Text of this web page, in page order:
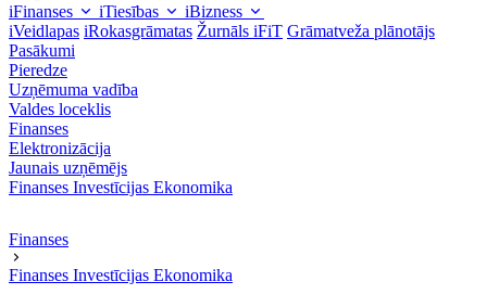
iFinanses iTiesības
iBizness
iVeidlapas iRokasgrāmatas Žurnāls iFiT Grāmatveža plānotājs
Pasākumi
Pieredze
Uzņēmuma vadība
Valdes loceklis
Finanses
Elektronizācija
Jaunais uzņēmējs
Finanses Investīcijas Ekonomika
Finanses
Finanses Investīcijas Ekonomika